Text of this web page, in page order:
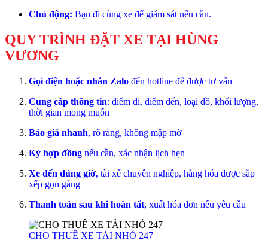
Chủ động: Bạn đi cùng xe để giám sát nếu cần.
QUY TRÌNH ĐẶT XE TẠI HÙNG
VƯƠNG
Gọi điện hoặc nhắn Zalo đến hotline để được tư vấn
Cung cấp thông tin: điểm đi, điểm đến, loại đồ, khối lượng,
thời gian mong muốn
Báo giá nhanh, rõ ràng, không mập mờ
Ký hợp đồng nếu cần, xác nhận lịch hẹn
Xe đến đúng giờ, tài xế chuyên nghiệp, hàng hóa được sắp
xếp gọn gàng
Thanh toán sau khi hoàn tất, xuất hóa đơn nếu yêu cầu
CHO THUÊ XE TẢI NHỎ 247